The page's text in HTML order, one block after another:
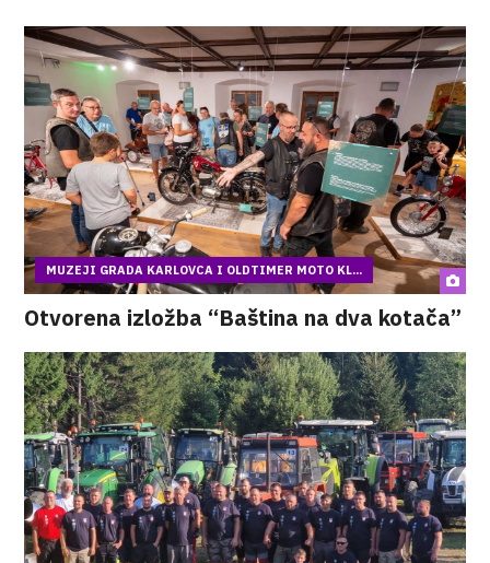
MUZEJI GRADA KARLOVCA I OLDTIMER MOTO KL...
Otvorena izložba “Baština na dva kotača”